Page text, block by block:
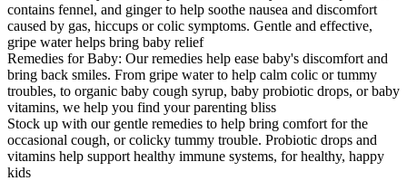
contains fennel, and ginger to help soothe nausea and discomfort
caused by gas, hiccups or colic symptoms. Gentle and effective,
gripe water helps bring baby relief
Remedies for Baby: Our remedies help ease baby's discomfort and
bring back smiles. From gripe water to help calm colic or tummy
troubles, to organic baby cough syrup, baby probiotic drops, or baby
vitamins, we help you find your parenting bliss
Stock up with our gentle remedies to help bring comfort for the
occasional cough, or colicky tummy trouble. Probiotic drops and
vitamins help support healthy immune systems, for healthy, happy
kids